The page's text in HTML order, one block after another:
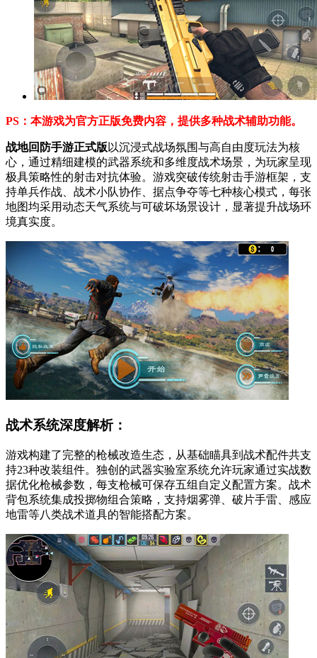
PS：本游戏为官方正版免费内容，提供多种战术辅助功能。
战地回防手游正式版 以沉浸式战场氛围与高自由度玩法为核
心，通过精细建模的武器系统和多维度战术场景，为玩家呈现
极具策略性的射击对抗体验。游戏突破传统射击手游框架，支
持单兵作战、战术小队协作、据点争夺等七种核心模式，每张
地图均采用动态天气系统与可破坏场景设计，显著提升战场环
境真实度。
战术系统深度解析：
游戏构建了完整的枪械改造生态，从基础瞄具到战术配件共支
持23种改装组件。独创的武器实验室系统允许玩家通过实战数
据优化枪械参数，每支枪械可保存五组自定义配置方案。战术
背包系统集成投掷物组合策略，支持烟雾弹、破片手雷、感应
地雷等八类战术道具的智能搭配方案。